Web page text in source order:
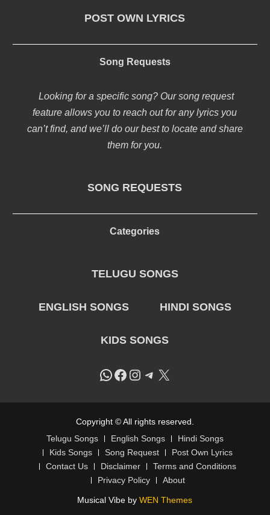
POST OWN LYRICS
Song Requests
Looking for a specific song? Our song request
feature allows you to reach out for any lyrics you
can’t find, and we’ll do our best to locate and share
them for you.
SONG REQUESTS
Categories
TELUGU SONGS
ENGLISH SONGS HINDI SONGS
KIDS SONGS
WhatsApp
Facebook
Instagram
Telegram
X
Copyright © All rights reserved.
Telugu Songs
English Songs
Hindi Songs
Kids Songs
Song Request
Post Own Lyrics
Contact Us
Disclaimer
Terms and Conditions
Privacy Policy
About
Musical Vibe byWEN Themes